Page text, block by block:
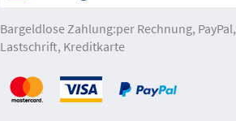
Bargeldlose Zahlung:per Rechnung, PayPal,
Lastschrift, Kreditkarte